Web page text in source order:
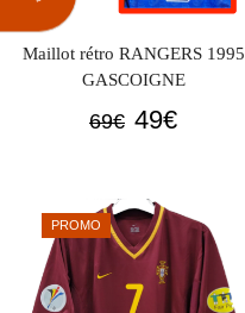
Maillot rétro RANGERS 1995
GASCOIGNE
69€ Le
était :
69€.
49€Le
est :
49€.
PROMO